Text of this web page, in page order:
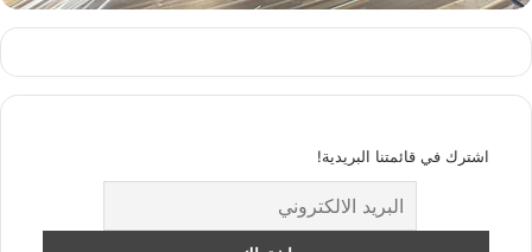
اشترك في قائمتنا البريدية!